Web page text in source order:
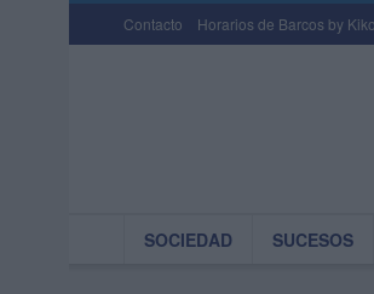
Contacto Horarios de Barcos by
SOCIEDAD SUCESOS